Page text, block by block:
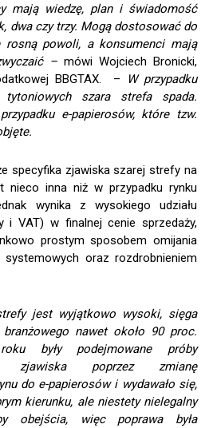
mają wiedzę, plan i świadomość
dwa czy trzy. Mogą dostosować do
rosną powoli, a konsumenci mają
– mówi Wojciech Bronicki,
BBGTAX. –
W przypadku
tytoniowych szara strefa spada.
e-papierosów, które tzw.
specyfika zjawiska szarej strefy na
nieco inna niż w przypadku rynku
wynika z wysokiego udziału
i VAT) w finalnej cenie sprzedaży,
prostym sposobem omijania
systemowych oraz rozdrobnieniem
jest wyjątkowo wysoki, sięga
branżowego nawet około 90 proc.
były podejmowane próby
zjawiska poprzez zmianę
do e-papierosów i wydawało się,
kierunku, ale niestety nielegalny
obejścia, więc poprawa była